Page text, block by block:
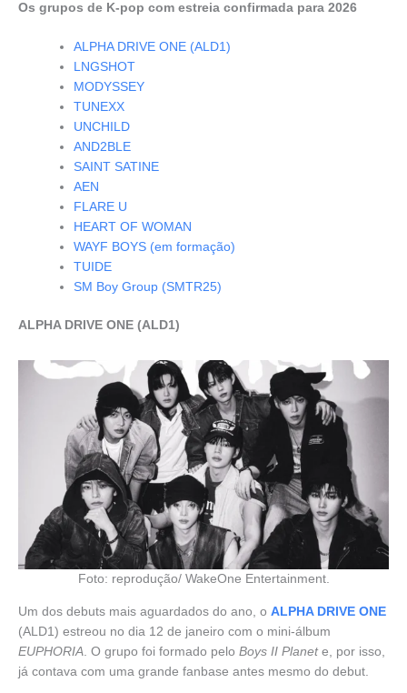
Os grupos de K-pop com estreia confirmada para 2026
ALPHA DRIVE ONE (ALD1)
LNGSHOT
MODYSSEY
TUNEXX
UNCHILD
AND2BLE
SAINT SATINE
AEN
FLARE U
HEART OF WOMAN
WAYF BOYS (em formação)
TUIDE
SM Boy Group (SMTR25)
ALPHA DRIVE ONE (ALD1)
Foto: reprodução/ WakeOne Entertainment.
Um dos debuts mais aguardados do ano, o ALPHA DRIVE ONE
(ALD1) estreou no dia 12 de janeiro com o mini-álbum
EUPHORIA. O grupo foi formado pelo Boys II Planete, por isso,
já contava com uma grande fanbase antes mesmo do debut.